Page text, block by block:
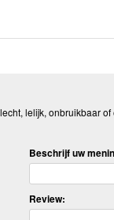
lelijk, onbruikbaar
Beschrijf uw
Review: